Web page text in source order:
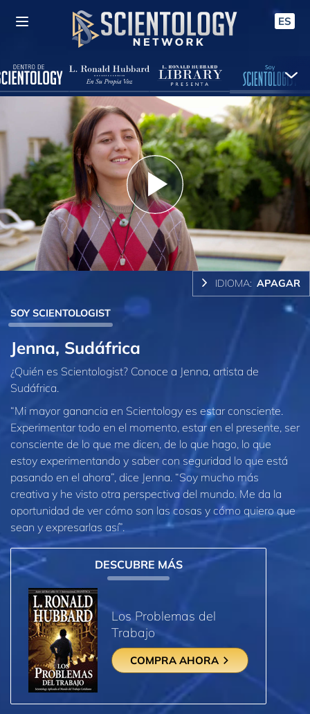
ES
Play
Video
IDIOMA: APAGAR
SOY SCIENTOLOGIST
Jenna, Sudáfrica
¿Quién es Scientologist? Conoce a Jenna, artista de
Sudáfrica.
“Mi mayor ganancia en Scientology es estar consciente.
Experimentar todo en el momento, estar en el presente, ser
consciente de lo que me dicen, de lo que hago, lo que
estoy experimentando y saber con seguridad lo que está
pasando en el ahora”, dice Jenna. “Soy mucho más
creativa y he visto otra perspectiva del mundo. Me da la
oportunidad de ver cómo son las cosas y cómo quiero que
sean y expresarlas así”.
DESCUBRE MÁS
Los Problemas del
Trabajo
COMPRA AHORA